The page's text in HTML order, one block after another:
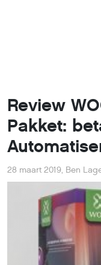
Review
Pakket:
28 maart 2019, Ben